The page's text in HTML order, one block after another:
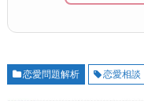
恋愛問題解析 恋愛相談